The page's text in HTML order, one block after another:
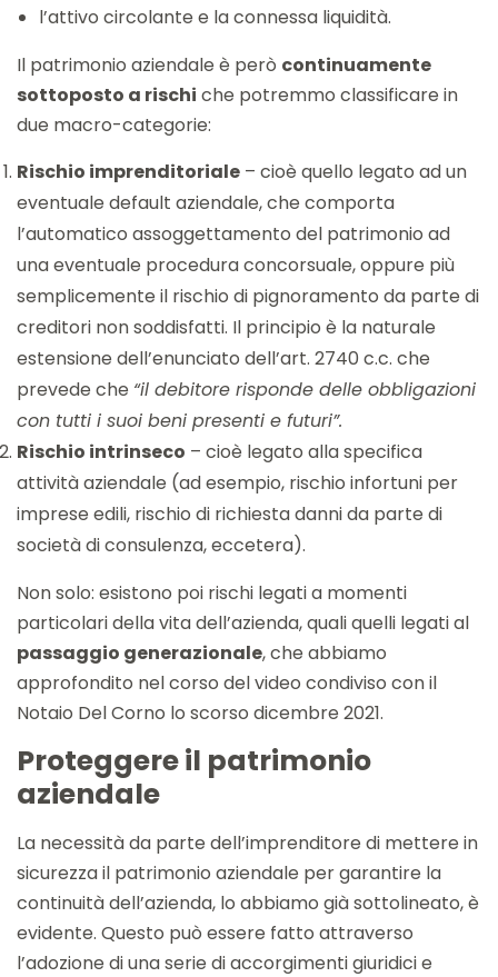
l’attivo circolante e la connessa liquidità.
Il patrimonio aziendale è però continuamente
sottoposto a rischi che potremmo classificare in
due macro-categorie:
Rischio imprenditoriale – cioè quello legato ad un
eventuale default aziendale, che comporta
l’automatico assoggettamento del patrimonio ad
una eventuale procedura concorsuale, oppure più
semplicemente il rischio di pignoramento da parte di
creditori non soddisfatti. Il principio è la naturale
estensione dell’enunciato dell’art. 2740 c.c. che
prevede che “il debitore risponde delle obbligazioni
con tutti i suoi beni presenti e futuri”.
Rischio intrinseco – cioè legato alla specifica
attività aziendale (ad esempio, rischio infortuni per
imprese edili, rischio di richiesta danni da parte di
società di consulenza, eccetera).
Non solo: esistono poi rischi legati a momenti
particolari della vita dell’azienda, quali quelli legati al
passaggio generazionale, che abbiamo
approfondito nel corso del video condiviso con il
Notaio Del Corno lo scorso dicembre 2021.
Proteggere il patrimonio
aziendale
La necessità da parte dell’imprenditore di mettere in
sicurezza il patrimonio aziendale per garantire la
continuità dell’azienda, lo abbiamo già sottolineato, è
evidente. Questo può essere fatto attraverso
l’adozione di una serie di accorgimenti giuridici e